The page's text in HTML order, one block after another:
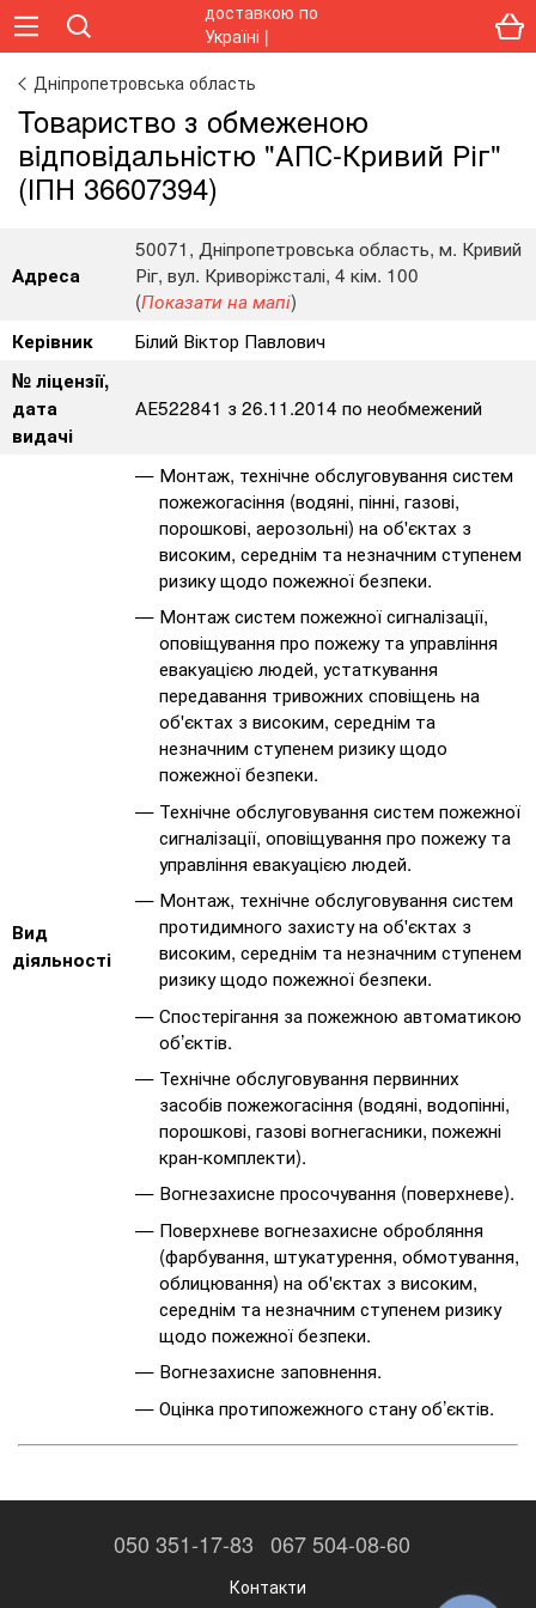
Дніпропетровська область
Toвapиcтвo з oбмeжeнoю
вiдпoвiдaльнicтю "АПС-Кривий Ріг"
(ІПН 36607394)
Адреса
50071, Дніпропетровська область, м. Кривий
Ріг, вул. Криворіжсталі, 4 кім. 100
(Показати на мапі)
Керівник
Білий Віктор Павлович
№ ліцензії,
дата
видачі
АЕ522841 з 26.11.2014 по необмежений
Вид
діяльності
Монтаж, технічне обслуговування систем
пожежогасіння (водяні, пінні, газові,
порошкові, аерозольні) на об'єктах з
високим, середнім та незначним ступенем
ризику щодо пожежної безпеки.
Монтаж систем пожежної сигналізації,
оповіщування про пожежу та управління
евакуацією людей, устаткування
передавання тривожних сповіщень на
об'єктах з високим, середнім та
незначним ступенем ризику щодо
пожежної безпеки.
Технічне обслуговування систем пожежної
сигналізації, оповіщування про пожежу та
управління евакуацією людей.
Монтаж, технічне обслуговування систем
протидимного захисту на об'єктах з
високим, середнім та незначним ступенем
ризику щодо пожежної безпеки.
Спостерігання за пожежною автоматикою
об’єктів.
Технічне обслуговування первинних
засобів пожежогасіння (водяні, водопінні,
порошкові, газові вогнегасники, пожежні
кран-комплекти).
Вогнезахисне просочування (поверхневе).
Поверхневе вогнезахисне обробляння
(фарбування, штукатурення, обмотування,
облицювання) на об'єктах з високим,
середнім та незначним ступенем ризику
щодо пожежної безпеки.
Вогнезахисне заповнення.
Оцінка протипожежного стану об’єктів.
050 351-17-83 067 504-08-60
Контакти